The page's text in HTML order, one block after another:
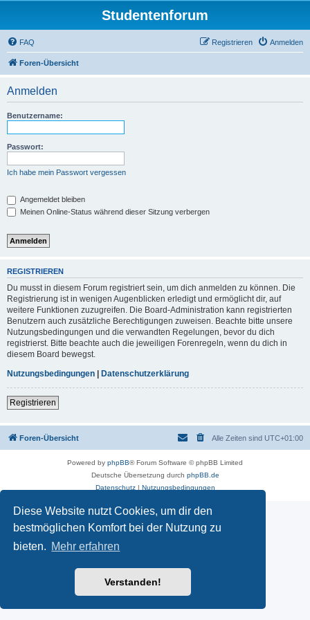
Diese Website nutzt Cookies, um dir den
bestmöglichen Komfort bei der Nutzung zu
bieten. Mehr erfahren
Verstanden!
Studentenforum
FAQ Anmelden
Registrieren
Foren-Übersicht
Anmelden
Benutzername:
Passwort:
Ich habe mein Passwort vergessen
Angemeldet bleiben
Meinen Online-Status während dieser Sitzung verbergen
REGISTRIEREN
Du musst in diesem Forum registriert sein, um dich anmelden zu können. Die
Registrierung ist in wenigen Augenblicken erledigt und ermöglicht dir, auf
weitere Funktionen zuzugreifen. Die Board-Administration kann registrierten
Benutzern auch zusätzliche Berechtigungen zuweisen. Beachte bitte unsere
Nutzungsbedingungen und die verwandten Regelungen, bevor du dich
registrierst. Bitte beachte auch die jeweiligen Forenregeln, wenn du dich in
diesem Board bewegst.
Nutzungsbedingungen | Datenschutzerklärung
Registrieren
Foren-Übersicht Alle Zeiten sind UTC+01:00
Powered by phpBB® Forum Software © phpBB Limited
Deutsche Übersetzung durch phpBB.de
Datenschutz| Nutzungsbedingungen